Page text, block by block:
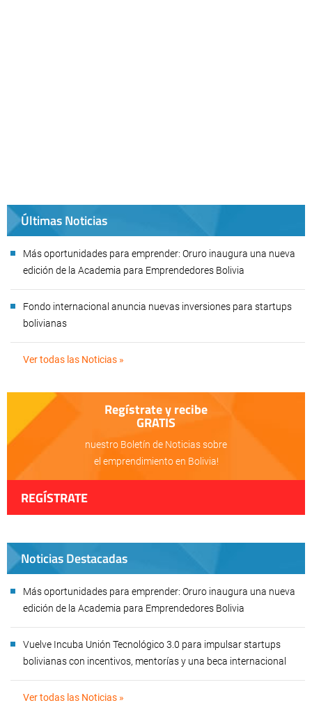
Últimas Noticias
Más oportunidades para emprender: Oruro inaugura una nueva
edición de la Academia para Emprendedores Bolivia
Fondo internacional anuncia nuevas inversiones para startups
bolivianas
Ver todas las Noticias »
Regístrate y recibe
GRATIS
nuestro Boletín de Noticias sobre
el emprendimiento en Bolivia!
REGÍSTRATE
Noticias Destacadas
Más oportunidades para emprender: Oruro inaugura una nueva
edición de la Academia para Emprendedores Bolivia
Vuelve Incuba Unión Tecnológico 3.0 para impulsar startups
bolivianas con incentivos, mentorías y una beca internacional
Ver todas las Noticias »